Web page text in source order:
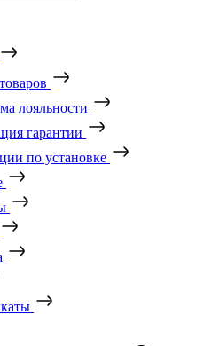
лояльности
гарантии
по установке